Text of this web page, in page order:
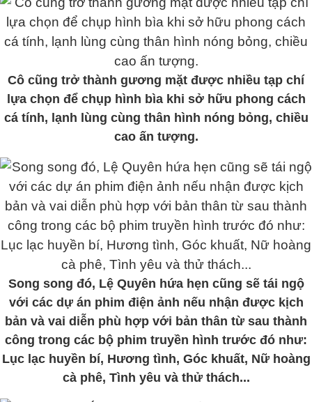
Cô cũng trở thành gương mặt được nhiều tạp chí
lựa chọn để chụp hình bìa khi sở hữu phong cách
cá tính, lạnh lùng cùng thân hình nóng bỏng, chiều
cao ấn tượng.
Song song đó, Lệ Quyên hứa hẹn cũng sẽ tái ngộ
với các dự án phim điện ảnh nếu nhận được kịch
bản và vai diễn phù hợp với bản thân từ sau thành
công trong các bộ phim truyền hình trước đó như:
Lục lạc huyền bí, Hương tình, Góc khuất, Nữ hoàng
cà phê, Tình yêu và thử thách...